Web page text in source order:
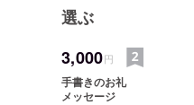
選ぶ
3,000円
手書きのお礼
メッセージ